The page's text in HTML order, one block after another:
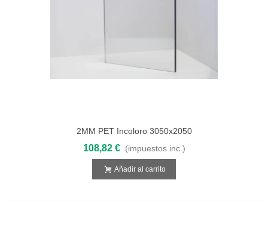
2MM PET Incoloro 3050x2050
108,82 € (impuestos inc.)
Añadir al carrito